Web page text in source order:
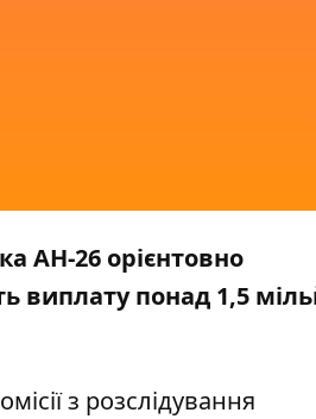
АН-26 орієнтовно
виплату понад 1,5
з розслідування